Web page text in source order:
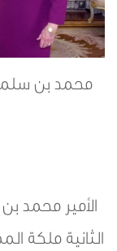
محمد بن
الأمير محمد
الثانية ملكة